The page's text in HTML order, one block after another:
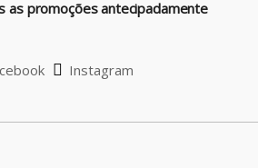
as promoções antecipadamente
Instagram